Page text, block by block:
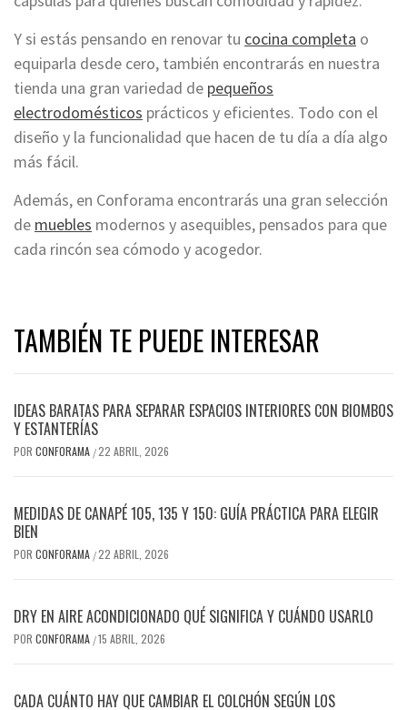
Y si estás pensando en renovar tu cocina completa o
equiparla desde cero, también encontrarás en nuestra
tienda una gran variedad de pequeños
electrodomésticos prácticos y eficientes. Todo con el
diseño y la funcionalidad que hacen de tu día a día algo
más fácil.
Además, en Conforama encontrarás una gran selección
de muebles modernos y asequibles, pensados para que
cada rincón sea cómodo y acogedor.
TAMBIÉN TE PUEDE INTERESAR
IDEAS BARATAS PARA SEPARAR ESPACIOS INTERIORES CON BIOMBOS
Y ESTANTERÍAS
POR CONFORAMA /22 ABRIL, 2026
MEDIDAS DE CANAPÉ 105, 135 Y 150: GUÍA PRÁCTICA PARA ELEGIR
BIEN
POR CONFORAMA /22 ABRIL, 2026
DRY EN AIRE ACONDICIONADO QUÉ SIGNIFICA Y CUÁNDO USARLO
POR CONFORAMA /15 ABRIL, 2026
CADA CUÁNTO HAY QUE CAMBIAR EL COLCHÓN SEGÚN LOS